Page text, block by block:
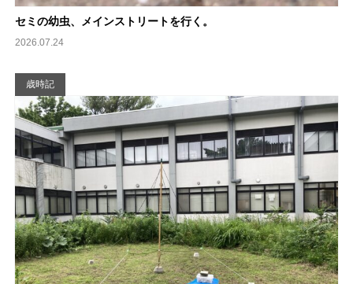
セミの幼虫、メインストリートを行く。
2026.07.24
歳時記